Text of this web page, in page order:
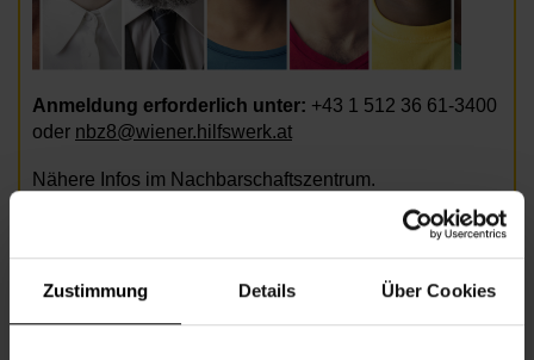
Zustimmung Details Über Cookies
Anmeldung erforderlich unter: +43 1 512 36 61-3400
oder nbz8@wiener.hilfswerk.at
Nähere Infos im Nachbarschaftszentrum.
Informationen zur Veranstaltung